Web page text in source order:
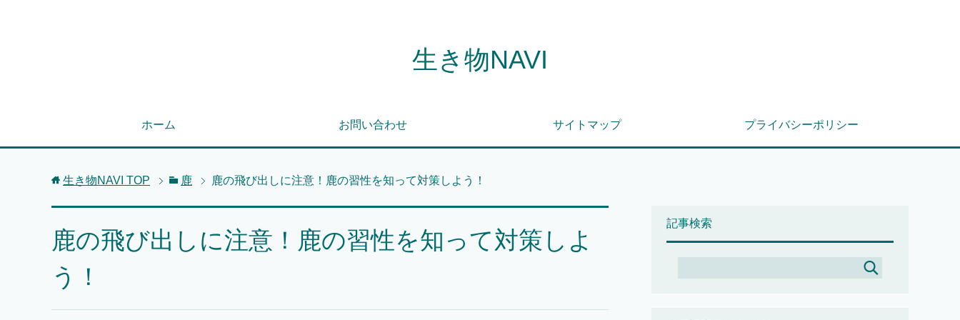
生き物NAVI
ホーム お問い合わせ サイトマップ プライバシーポリシー
生き物NAVI TOP 鹿 鹿の飛び出しに注意！鹿の習性を知って対策しよう！
鹿の飛び出しに注意！鹿の習性を知って対策しよ
う！
記事検索